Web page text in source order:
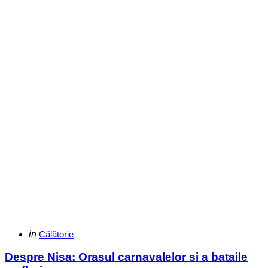
Categories
Posted
in Călătorie
Despre Nisa: Orasul carnavalelor si a bataile